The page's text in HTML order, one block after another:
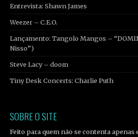
Entrevista: Shawn James
Weezer – C.E.O.
Lançamento: Tangolo Mangos –
Nisso”)
Steve Lacy – doom
Tiny Desk Concerts: Charlie Puth
SOBRE O SITE
Feito para quem não se contenta apenas